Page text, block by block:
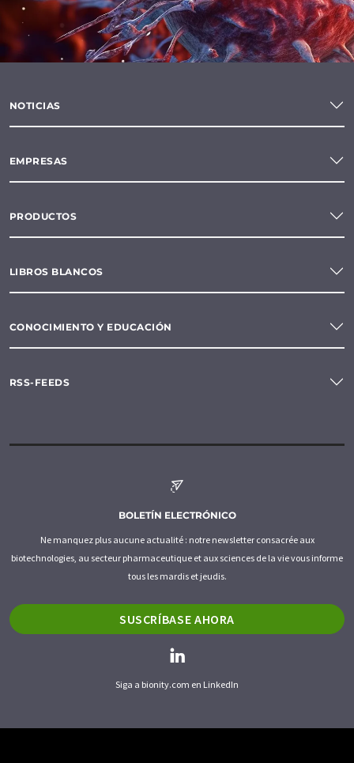
NOTICIAS
EMPRESAS
PRODUCTOS
LIBROS BLANCOS
CONOCIMIENTO Y EDUCACIÓN
RSS-FEEDS
BOLETÍN ELECTRÓNICO
Ne manquez plus aucune actualité : notre newsletter consacrée aux
biotechnologies, au secteur pharmaceutique et aux sciences de la vie vous informe
tous les mardis et jeudis.
SUSCRÍBASE AHORA
Siga a bionity.com en LinkedIn